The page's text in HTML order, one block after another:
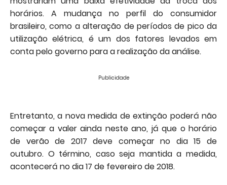
horários. A mudança no perfil do consumidor
brasileiro, como a alteração de períodos de pico da
utilização elétrica, é um dos fatores levados em
conta pelo governo para a realização da análise.
Publicidade
Entretanto, a nova medida de extinção poderá não
começar a valer ainda neste ano, já que o horário
de verão de 2017 deve começar no dia 15 de
outubro. O término, caso seja mantida a medida,
acontecerá no dia 17 de fevereiro de 2018.